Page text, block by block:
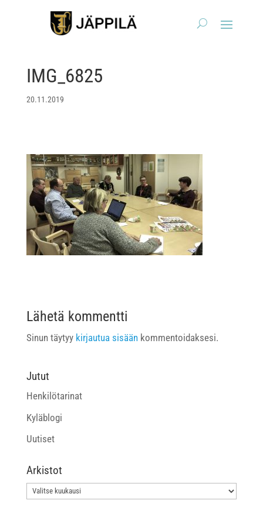
IMG_6825
20.11.2019
Lähetä kommentti
Sinun täytyy kirjautua sisäänkommentoidaksesi.
Jutut
Henkilötarinat
Kyläblogi
Uutiset
Arkistot
Arkistot